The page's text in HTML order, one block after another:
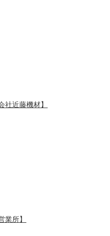
社近藤機材】
業所】